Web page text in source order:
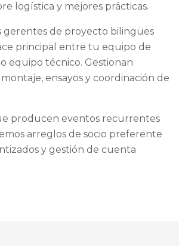
logística y mejores prácticas.
gerentes de proyecto bilingües
principal entre tu equipo de
equipo técnico. Gestionan
ensayos y coordinación de
producen eventos recurrentes
arreglos de socio preferente
y gestión de cuenta